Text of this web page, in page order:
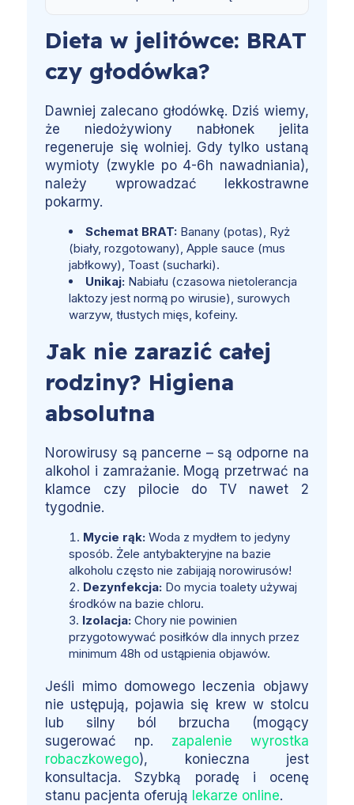
Dieta w jelitówce: BRAT
czy głodówka?
Dawniej zalecano głodówkę. Dziś wiemy,
że niedożywiony nabłonek jelita
regeneruje się wolniej. Gdy tylko ustaną
wymioty (zwykle po 4-6h nawadniania),
należy wprowadzać lekkostrawne
pokarmy.
Schemat BRAT: Banany (potas), Ryż
(biały, rozgotowany), Apple sauce (mus
jabłkowy), Toast (sucharki).
Unikaj: Nabiału (czasowa nietolerancja
laktozy jest normą po wirusie), surowych
warzyw, tłustych mięs, kofeiny.
Jak nie zarazić całej
rodziny? Higiena
absolutna
Norowirusy są pancerne – są odporne na
alkohol i zamrażanie. Mogą przetrwać na
klamce czy pilocie do TV nawet 2
tygodnie.
Mycie rąk: Woda z mydłem to jedyny
sposób. Żele antybakteryjne na bazie
alkoholu często nie zabijają norowirusów!
Dezynfekcja: Do mycia toalety używaj
środków na bazie chloru.
Izolacja: Chory nie powinien
przygotowywać posiłków dla innych przez
minimum 48h od ustąpienia objawów.
Jeśli mimo domowego leczenia objawy
nie ustępują, pojawia się krew w stolcu
lub silny ból brzucha (mogący
sugerować np. zapalenie wyrostka
robaczkowego), konieczna jest
konsultacja. Szybką poradę i ocenę
stanu pacjenta oferują lekarze online.